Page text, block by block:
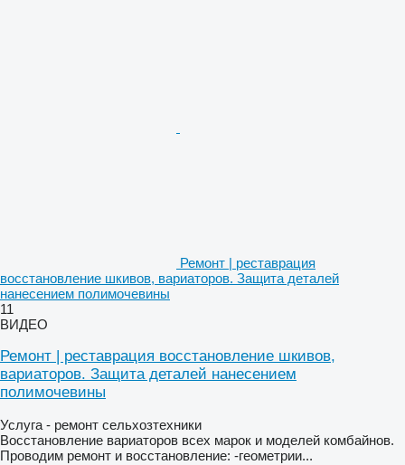
Ремонт | реставрация
восстановление шкивов, вариаторов. Защита деталей
нанесением полимочевины
11
ВИДЕО
Ремонт | реставрация восстановление шкивов,
вариаторов. Защита деталей нанесением
полимочевины
Услуга - ремонт сельхозтехники
Восстановление вариаторов всех марок и моделей комбайнов.
Проводим ремонт и восстановление: -геометрии...